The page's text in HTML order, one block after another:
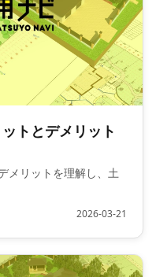
トとデメリット
メリットを理解し、土
2026-03-21